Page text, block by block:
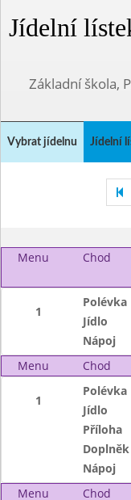
Jídelní
Základní škola,
Vybrat jídelnu Jídelní
Menu Chod
1
Polévka
Jídlo
Nápoj
Menu
Chod
1
Polévka
Jídlo
Příloha
Doplněk
Nápoj
Menu
Chod